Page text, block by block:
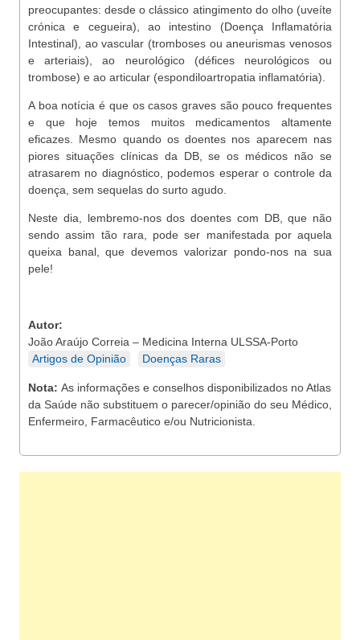
preocupantes: desde o clássico atingimento do olho (uveíte
crónica e cegueira), ao intestino (Doença Inflamatória
Intestinal), ao vascular (tromboses ou aneurismas venosos
e arteriais), ao neurológico (défices neurológicos ou
trombose) e ao articular (espondiloartropatia inflamatória).
A boa notícia é que os casos graves são pouco frequentes
e que hoje temos muitos medicamentos altamente
eficazes. Mesmo quando os doentes nos aparecem nas
piores situações clínicas da DB, se os médicos não se
atrasarem no diagnóstico, podemos esperar o controle da
doença, sem sequelas do surto agudo.
Neste dia, lembremo-nos dos doentes com DB, que não
sendo assim tão rara, pode ser manifestada por aquela
queixa banal, que devemos valorizar pondo-nos na sua
pele!
Autor:
João Araújo Correia – Medicina Interna ULSSA-Porto
Artigos de Opinião
Doenças Raras
Nota: As informações e conselhos disponibilizados no Atlas
da Saúde não substituem o parecer/opinião do seu Médico,
Enfermeiro, Farmacêutico e/ou Nutricionista.